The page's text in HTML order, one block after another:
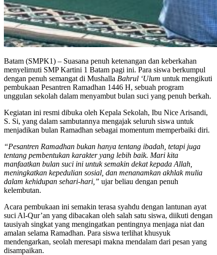
Batam (SMPK1) – Suasana penuh ketenangan dan keberkahan
menyelimuti SMP Kartini 1 Batam pagi ini. Para siswa berkumpul
dengan penuh semangat di Mushalla Bahrul ‘Ulum untuk mengikuti
pembukaan Pesantren Ramadhan 1446 H, sebuah program
unggulan sekolah dalam menyambut bulan suci yang penuh berkah.
Kegiatan ini resmi dibuka oleh Kepala Sekolah, Ibu Nice Arisandi,
S. Si, yang dalam sambutannya mengajak seluruh siswa untuk
menjadikan bulan Ramadhan sebagai momentum memperbaiki diri.
“Pesantren Ramadhan bukan hanya tentang ibadah, tetapi juga
tentang pembentukan karakter yang lebih baik. Mari kita
manfaatkan bulan suci ini untuk semakin dekat kepada Allah,
meningkatkan kepedulian sosial, dan menanamkan akhlak mulia
dalam kehidupan sehari-hari,” ujar beliau dengan penuh
kelembutan.
Acara pembukaan ini semakin terasa syahdu dengan lantunan ayat
suci Al-Qur’an yang dibacakan oleh salah satu siswa, diikuti dengan
tausiyah singkat yang mengingatkan pentingnya menjaga niat dan
amalan selama Ramadhan. Para siswa terlihat khusyuk
mendengarkan, seolah meresapi makna mendalam dari pesan yang
disampaikan.